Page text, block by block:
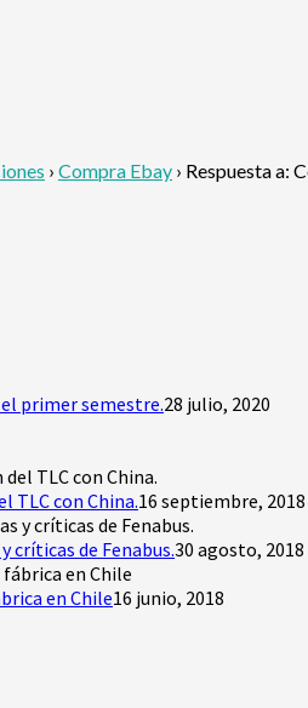
› Compra Ebay › Respuesta a:
primer semestre.28 julio, 2020
TLC con China.16 septiembre, 2018
críticas de Fenabus.30 agosto, 2018
en Chile16 junio, 2018